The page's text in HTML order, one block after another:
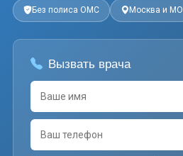
Без полиса ОМС Москва и МО
Вызвать врача